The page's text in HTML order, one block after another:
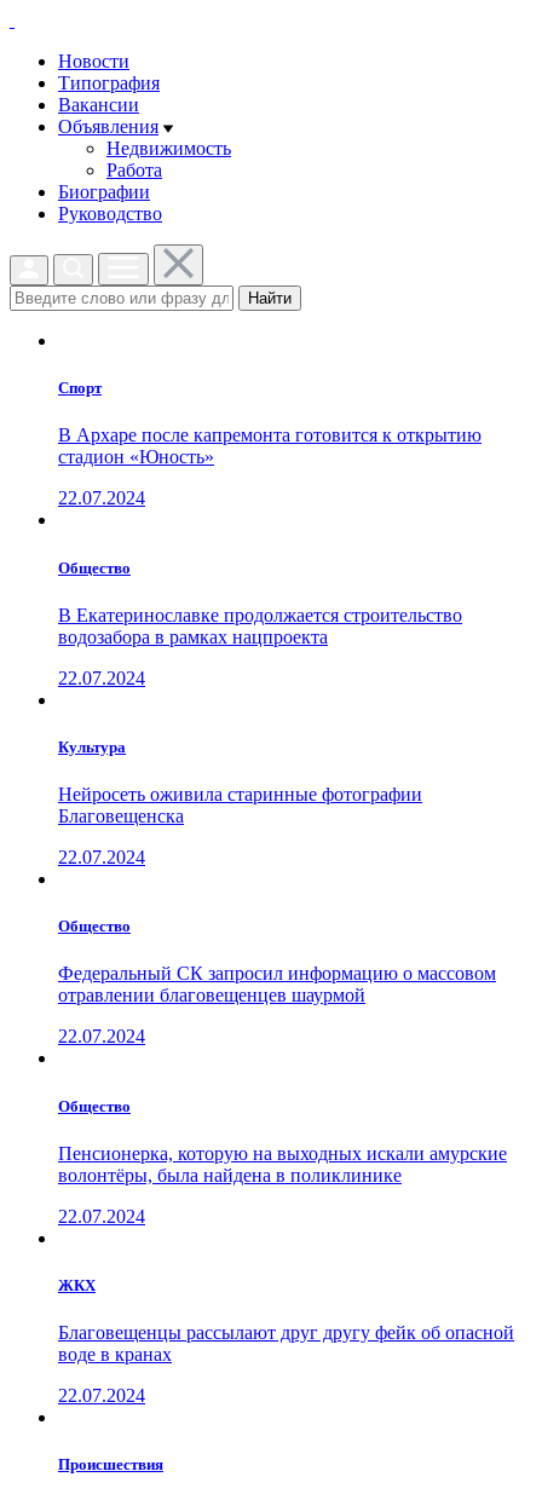
Новости
Типография
Вакансии
Объявления
Недвижимость
Работа
Биографии
Руководство
Найти
Спорт
В Архаре после капремонта готовится к открытию
стадион «Юность»
22.07.2024
Общество
В Екатеринославке продолжается строительство
водозабора в рамках нацпроекта
22.07.2024
Культура
Нейросеть оживила старинные фотографии
Благовещенска
22.07.2024
Общество
Федеральный СК запросил информацию о массовом
отравлении благовещенцев шаурмой
22.07.2024
Общество
Пенсионерка, которую на выходных искали амурские
волонтёры, была найдена в поликлинике
22.07.2024
ЖКХ
Благовещенцы рассылают друг другу фейк об опасной
воде в кранах
22.07.2024
Проиcшествия